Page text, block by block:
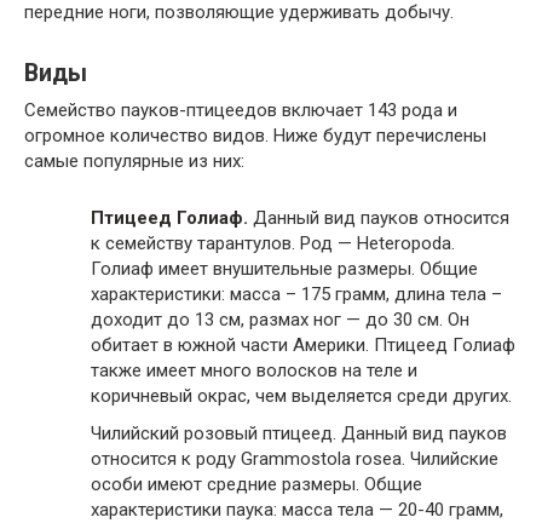
передние ноги, позволяющие удерживать добычу.
Виды
Семейство пауков-птицеедов включает 143 рода и
огромное количество видов. Ниже будут перечислены
самые популярные из них:
Птицеед Голиаф. Данный вид пауков относится
к семейству тарантулов. Род — Heteropoda.
Голиаф имеет внушительные размеры. Общие
характеристики: масса – 175 грамм, длина тела –
доходит до 13 см, размах ног — до 30 см. Он
обитает в южной части Америки. Птицеед Голиаф
также имеет много волосков на теле и
коричневый окрас, чем выделяется среди других.
Чилийский розовый птицеед. Данный вид пауков
относится к роду Grammostola rosea. Чилийские
особи имеют средние размеры. Общие
характеристики паука: масса тела — 20-40 грамм,